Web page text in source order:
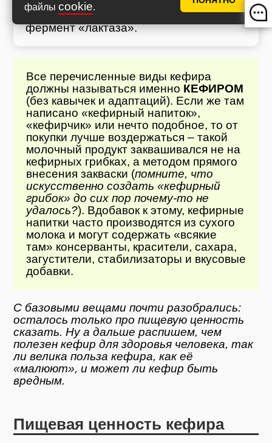
файлы cookie.
классического напитка, только на
определенном этапе в него вводится
фермент «лактаза».
Все перечисленные виды кефира
должны называться именно КЕФИРОМ
(без кавычек и адаптаций). Если же там
написано «кефирный напиток»,
«кефирчик» или нечто подобное, то от
покупки лучше воздержаться – такой
молочный продукт заквашивался не на
кефирных грибках, а методом прямого
внесения закваски (помните, что
искусственно создать «кефирный
грибок» до сих пор почему-то не
удалось?). Вдобавок к этому, кефирные
напитки часто производятся из сухого
молока и могут содержать «всякие
там» консерванты, красители, сахара,
загустители, стабилизаторы и вкусовые
добавки.
С базовыми вещами почти разобрались:
осталось только про пищевую ценность
сказать. Ну а дальше распишем, чем
полезен кефир для здоровья человека, так
ли велика польза кефира, как её
«малюют», и может ли кефир быть
вредным.
Пищевая ценность кефира